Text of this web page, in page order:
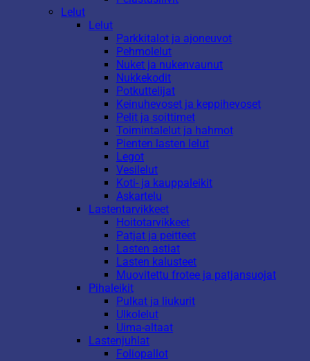
Lelut
Lelut
Parkkitalot ja ajoneuvot
Pehmolelut
Nuket ja nukenvaunut
Nukkekodit
Potkuttelijat
Keinuhevoset ja keppihevoset
Pelit ja soittimet
Toimintalelut ja hahmot
Pienten lasten lelut
Legot
Vesilelut
Koti- ja kauppaleikit
Askartelu
Lastentarvikkeet
Hoitotarvikkeet
Patjat ja peitteet
Lasten astiat
Lasten kalusteet
Muovitettu frotee ja patjansuojat
Pihaleikit
Pulkat ja liukurit
Ulkolelut
Uima-altaat
Lastenjuhlat
Foliopallot